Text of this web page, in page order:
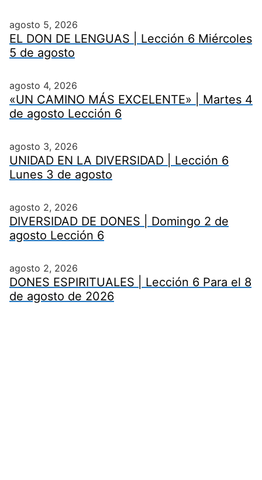
agosto 5, 2026
EL DON DE LENGUAS | Lección 6 Miércoles
5 de agosto
agosto 4, 2026
«UN CAMINO MÁS EXCELENTE» | Martes 4
de agosto Lección 6
agosto 3, 2026
UNIDAD EN LA DIVERSIDAD | Lección 6
Lunes 3 de agosto
agosto 2, 2026
DIVERSIDAD DE DONES | Domingo 2 de
agosto Lección 6
agosto 2, 2026
DONES ESPIRITUALES | Lección 6 Para el 8
de agosto de 2026